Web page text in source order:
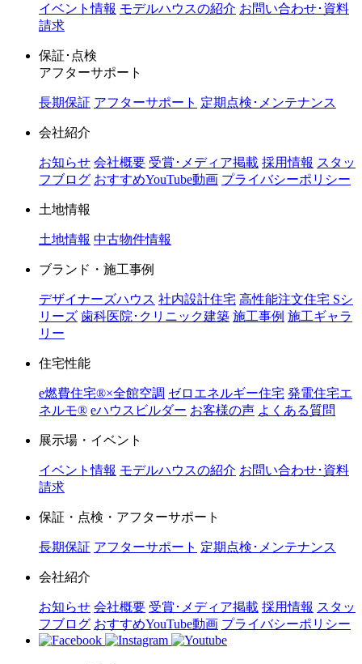
イベント情報 モデルハウスの紹介 お問い合わせ･資料
請求
保証･点検
アフターサポート
長期保証 アフターサポート 定期点検･メンテナンス
会社紹介
お知らせ 会社概要 受賞･メディア掲載 採用情報 スタッ
フブログ おすすめYouTube動画 プライバシーポリシー
土地情報
土地情報 中古物件情報
ブランド・施工事例
デザイナーズハウス 社内設計住宅 高性能注文住宅 Sシ
リーズ 歯科医院･クリニック建築 施工事例 施工ギャラ
リー
住宅性能
e燃費住宅®︎×全館空調 ゼロエネルギー住宅 発電住宅エ
ネルモ®︎ eハウスビルダー お客様の声 よくある質問
展示場・イベント
イベント情報 モデルハウスの紹介 お問い合わせ･資料
請求
保証・点検・アフターサポート
長期保証 アフターサポート 定期点検･メンテナンス
会社紹介
お知らせ 会社概要 受賞･メディア掲載 採用情報 スタッ
フブログ おすすめYouTube動画 プライバシーポリシー